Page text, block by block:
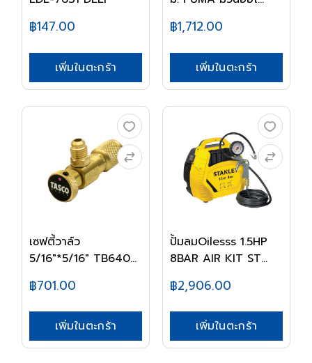
฿147.00
เพิ่มในตะกร้า
฿1,712.00
เพิ่มในตะกร้า
เซฟตี้วาล์ว
5/16"*5/16" TB640
฿701.00
เพิ่มในตะกร้า
ปั้มลมOilesss 1.5HP
8BAR AIR KIT ST...
฿2,906.00
เพิ่มในตะกร้า